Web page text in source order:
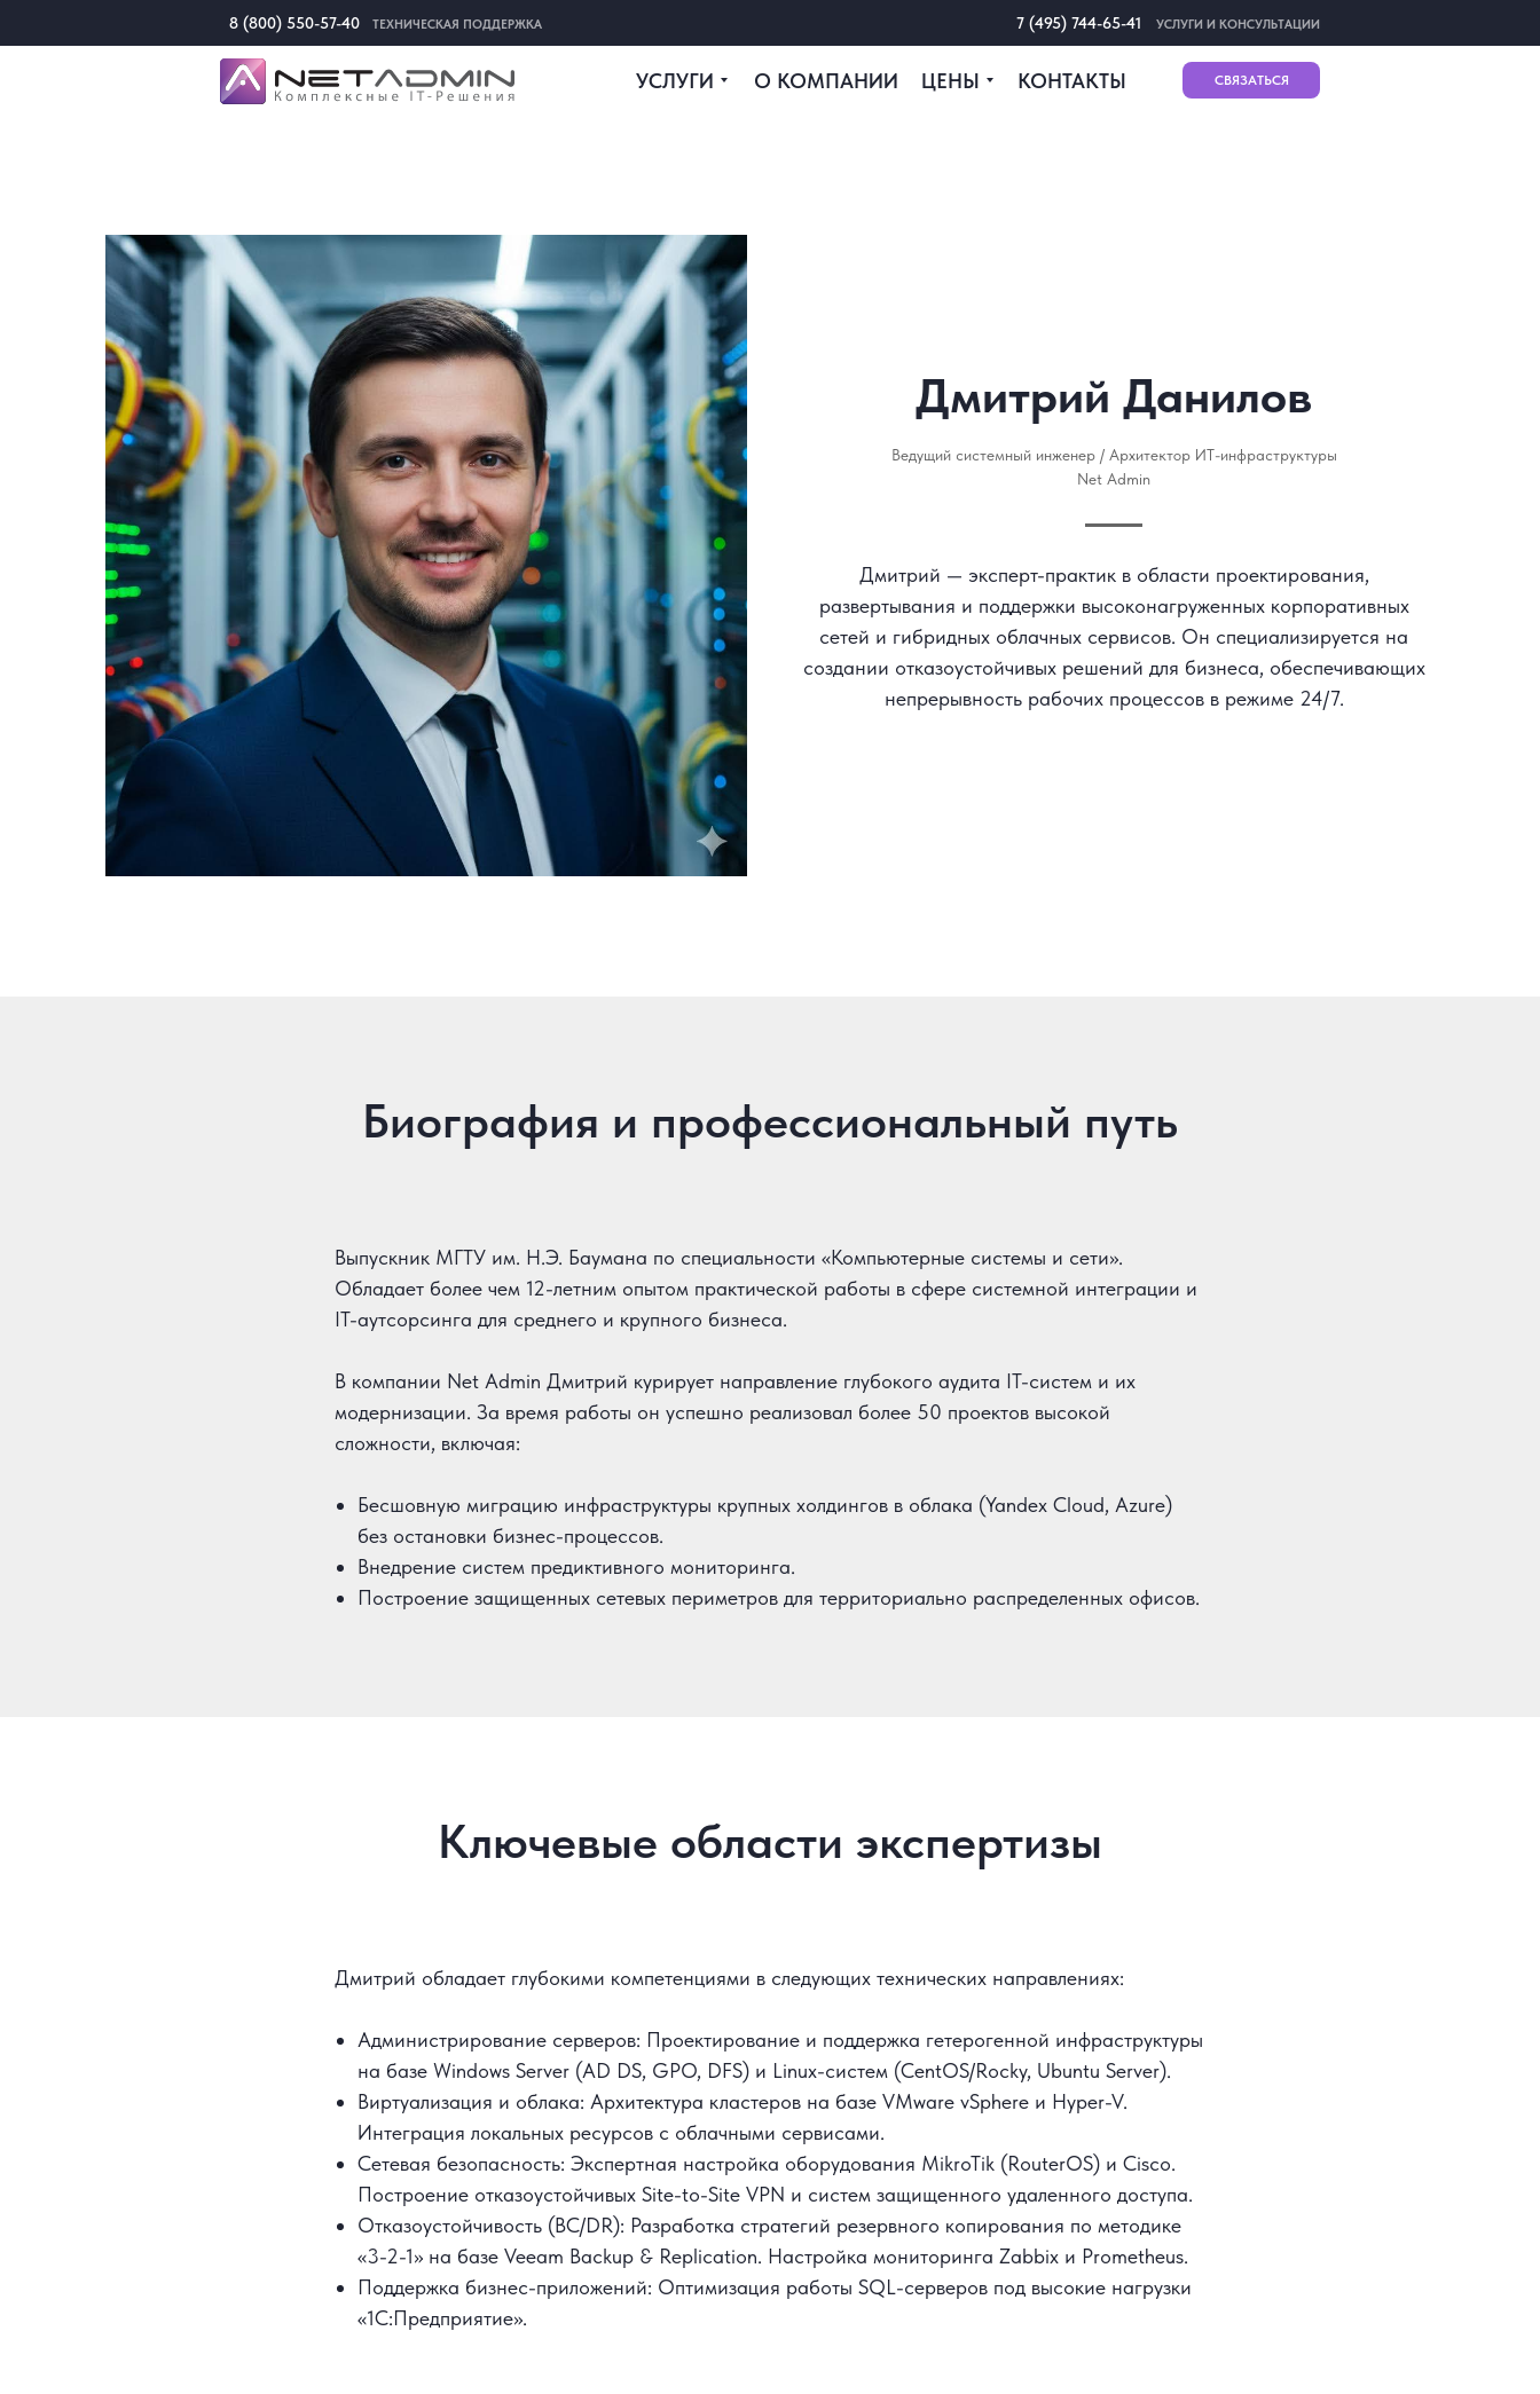
7 (495) 744-65-41 УСЛУГИ И КОНСУЛЬТАЦИИ
8 (800) 550-57-40 ТЕХНИЧЕСКАЯ ПОДДЕРЖКА
КОНТАКТЫ
ЦЕНЫ
О КОМПАНИИ
УСЛУГИ СВЯЗАТЬСЯ
Дмитрий Данилов
Ведущий системный инженер / Архитектор ИТ-инфраструктуры
Net Admin
Дмитрий — эксперт-практик в области проектирования,
развертывания и поддержки высоконагруженных корпоративных
сетей и гибридных облачных сервисов. Он специализируется на
создании отказоустойчивых решений для бизнеса, обеспечивающих
непрерывность рабочих процессов в режиме 24/7.
Биография и профессиональный путь
Выпускник МГТУ им. Н.Э. Баумана по специальности «Компьютерные системы и сети».
Обладает более чем 12-летним опытом практической работы в сфере системной интеграции и
IT-аутсорсинга для среднего и крупного бизнеса.
В компании Net Admin Дмитрий курирует направление глубокого аудита IT-систем и их
модернизации. За время работы он успешно реализовал более 50 проектов высокой
сложности, включая:
Бесшовную миграцию инфраструктуры крупных холдингов в облака (Yandex Cloud, Azure)
без остановки бизнес-процессов.
Внедрение систем предиктивного мониторинга.
Построение защищенных сетевых периметров для территориально распределенных офисов.
Ключевые области экспертизы
Дмитрий обладает глубокими компетенциями в следующих технических направлениях:
Администрирование серверов: Проектирование и поддержка гетерогенной инфраструктуры
на базе Windows Server (AD DS, GPO, DFS) и Linux-систем (CentOS/Rocky, Ubuntu Server).
Виртуализация и облака: Архитектура кластеров на базе VMware vSphere и Hyper-V.
Интеграция локальных ресурсов с облачными сервисами.
Сетевая безопасность: Экспертная настройка оборудования MikroTik (RouterOS) и Cisco.
Построение отказоустойчивых Site-to-Site VPN и систем защищенного удаленного доступа.
Отказоустойчивость (BC/DR): Разработка стратегий резервного копирования по методике
«3-2-1» на базе Veeam Backup & Replication. Настройка мониторинга Zabbix и Prometheus.
Поддержка бизнес-приложений: Оптимизация работы SQL-серверов под высокие нагрузки
«1С:Предприятие».